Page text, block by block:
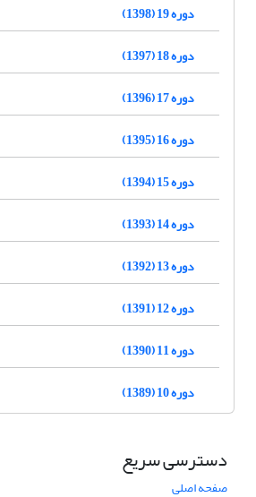
دوره 19 (1398)
دوره 18 (1397)
دوره 17 (1396)
دوره 16 (1395)
دوره 15 (1394)
دوره 14 (1393)
دوره 13 (1392)
دوره 12 (1391)
دوره 11 (1390)
دوره 10 (1389)
دسترسی سریع
صفحه اصلی